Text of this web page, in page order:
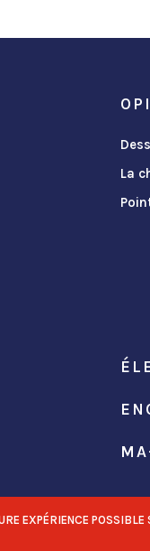
La
EXPÉRIENCE